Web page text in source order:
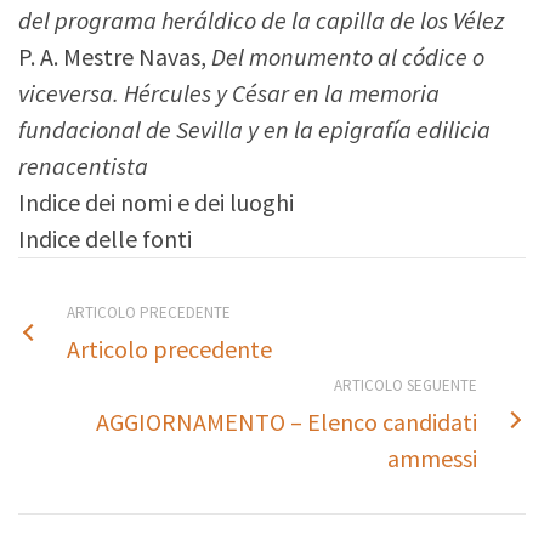
del programa heráldico de la capilla de los Vélez
P. A. Mestre Navas, Del monumento al códice o
viceversa. Hércules y César en la memoria
fundacional de Sevilla y en la epigrafía edilicia
renacentista
Indice dei nomi e dei luoghi
Indice delle fonti
ARTICOLO PRECEDENTE
Articolo precedente
ARTICOLO SEGUENTE
AGGIORNAMENTO – Elenco candidati
ammessi